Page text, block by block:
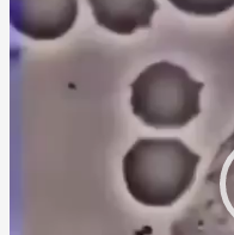
Player